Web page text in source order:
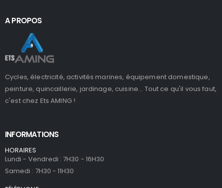
A PROPOS
Cycles, électricité, activités marines, équipement domestique,
peinture, quincaillerie, jardinage, cuisine... Tout ce qu'il vous faut,
c'est chez Ets AMING !
INFORMATIONS
HORAIRES
Lundi - Vendredi : 7H30 - 16H30
Samedi : 7H30 - 11H30